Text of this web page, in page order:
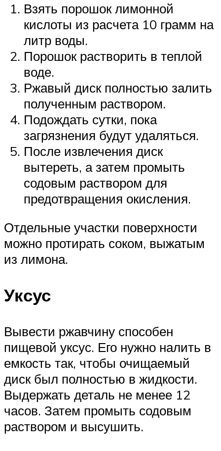
Взять порошок лимонной
кислоты из расчета 10 грамм на
литр воды.
Порошок растворить в теплой
воде.
Ржавый диск полностью залить
полученным раствором.
Подождать сутки, пока
загрязнения будут удаляться.
После извлечения диск
вытереть, а затем промыть
содовым раствором для
предотвращения окисления.
Отдельные участки поверхности
можно протирать соком, выжатым
из лимона.
Уксус
Вывести ржавчину способен
пищевой уксус. Его нужно налить в
емкость так, чтобы очищаемый
диск был полностью в жидкости.
Выдержать деталь не менее 12
часов. Затем промыть содовым
раствором и высушить.